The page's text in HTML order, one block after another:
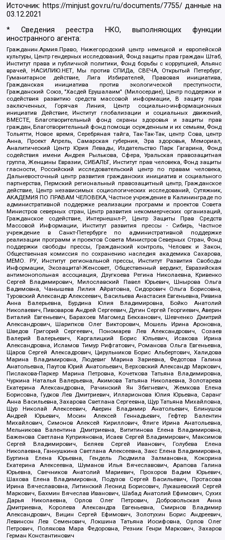
Источник: https://minjust.gov.ru/ru/documents/7755/ данные на
03.12.2021
* Сведения реестра НКО, выполняющих функции
иностранного агента:
Гражданин.Армия.Право, Нижегородский центр немецкой и европейской
культуры, Центр гендерных исследований, Фонд защиты прав граждан Штаб,
Институт права и публичной политики, Фонд борьбы с коррупцией, Альянс
врачей, НАСИЛИЮ.НЕТ, Мы против СПИДа, СВЕЧА, Открытый Петербург,
Гуманитарное действие, Лига Избирателей, Правовая инициатива,
Гражданская инициатива против экологической преступности,
Гражданский Союз, "Хасдей Ерушалаим" (Милосердие), Центр поддержки и
содействия развитию средств массовой информации, В защиту прав
заключенных, Горячая Линия, Центр социально-информационных
инициатив Действие, Институт глобализации и социальных движений,
ВМЕСТЕ, Благотворительный фонд охраны здоровья и защиты прав
граждан, Благотворительный фонд помощи осужденным и их семьям, Фонд
Тольятти, Новое время, Серебряная тайга, Так-Так-Так, центр Сова, центр
Анна, Проект Апрель, Самарская губерния, Эра здоровья, Мемориал,
Аналитический Центр Юрия Левады, Издательство Парк Гагарина, Фонд
содействия имени Андрея Рылькова, Сфера, Уральская правозащитная
группа, Женщины Евразии, СИБАЛЬТ, Институт прав человека, Фонд защиты
гласности, Российский исследовательский центр по правам человека,
Дальневосточный центр развития гражданских инициатив и социального
партнерства, Пермский региональный правозащитный центр, Гражданское
действие, Центр независимых социологических исследований, Сутяжник,
АКАДЕМИЯ ПО ПРАВАМ ЧЕЛОВЕКА, Частное учреждение в Калининграде по
административной поддержке реализации программ и проектов Совета
Министров северных стран, Центр развития некоммерческих организаций,
Гражданское содействие, Интернешнл-Р, Центр Защиты Прав Средств
Массовой Информации, Институт развития прессы - Сибирь, Частное
учреждение в Санкт-Петербурге по административной поддержке
реализации программ и проектов Совета Министров Северных Стран, Фонд
поддержки свободы прессы, Гражданский контроль, Человек и Закон,
Общественная комиссия по сохранению наследия академика Сахарова,
МЕМО. РУ, Институт региональной прессы, Институт Развития Свободы
Информации, Экозащита!-Женсовет, Общественный вердикт, Евразийская
антимонопольная ассоциация, Дзугкоева Регина Николаевна, Кривенко
Сергей Владимирович, Милославский Павел Юрьевич, Шнырова Ольга
Вадимовна, Чанышева Лилия Айратовна, Сидорович Ольга Борисовна,
Туровский Александр Алексеевич, Васильева Анастасия Евгеньевна, Ривина
Анна Валерьевна, Бурдина Юлия Владимировна, Бойко Анатолий
Николаевич, Пивоваров Андрей Сергеевич, Дугин Сергей Георгиевич, Аверин
Виталий Евгеньевич, Барахоев Магомед Бекханович, Шевченко Дмитрий
Александрович, Шарипков Олег Викторович, Мошель Ирина Ароновна,
Шведов Григорий Сергеевич, Пономарев Лев Александрович, Созаев
Валерий Валерьевич, Каргалицкий Борис Юльевич, Исакова Ирина
Александровна, Исламов Тимур Рифгатович, Романова Ольга Евгеньевна,
Щаров Сергей Алексадрович, Цирульников Борис Альбертович, Халидова
Марина Владимировна, Людевиг Марина Зариевна, Федотова Галина
Анатольевна, Паутов Юрий Анатольевич, Верховский Александр Маркович,
Пислакова-Паркер Марина Петровна, Кочеткова Татьяна Владимировна,
Чуркина Наталья Валерьевна, Акимова Татьяна Николаевна, Золотарева
Екатерина Александровна, Рачинский Ян Збигневич, Жемкова Елена
Борисовна, Гудков Лев Дмитриевич, Илларионова Юлия Юрьевна, Саранг
Анна Васильевна, Захарова Светлана Сергеевна, Щур Татьяна Михайловна,
Щур Николай Алексеевич, Аверин Владимир Анатольевич, Блинушов
Андрей Юрьевич, Мосин Алексей Геннадьевич, Гефтер Валентин
Михайлович, Симонов Алексей Кириллович, Флиге Ирина Анатольевна,
Мельникова Валентина Дмитриевна, Вититинова Елена Владимировна,
Баженова Светлана Куприяновна, Исаев Сергей Владимирович, Максимов
Сергей Владимирович, Беляев Сергей Иванович, Голубева Елена
Николаевна, Ганнушкина Светлана Алексеевна, Закс Елена Владимировна,
Буртина Елена Юрьевна, Гендель Людмила Залмановна, Кокорина
Екатерина Алексеевна, Шуманов Илья Вячеславович, Арапова Галина
Юрьевна, Свечников Анатолий Мариевич, Прохоров Вадим Юрьевич,
Шахова Елена Владимировна, Подузов Сергей Васильевич, Протасова
Ирина Вячеславовна, Литинский Леонид Борисович, Лукашевский Сергей
Маркович, Бахмин Вячеслав Иванович, Шабад Анатолий Ефимович, Сухих
Дарья Николаевна, Орлов Олег Петрович, Добровольская Анна
Дмитриевна, Королева Александра Евгеньевна, Смирнов Владимир
Александрович, Вицин Сергей Ефимович, Золотухин Борис Андреевич,
Левинсон Лев Семенович, Локшина Татьяна Иосифовна, Орлов Олег
Петрович, Полякова Мара Федоровна, Резник Генри Маркович, Захаров
Герман Константинович